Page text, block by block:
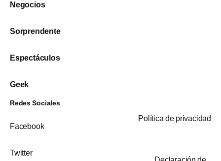
Negocios
Sorprendente
Espectáculos
Geek
Redes Sociales
Facebook
Twitter
Política de privacidad